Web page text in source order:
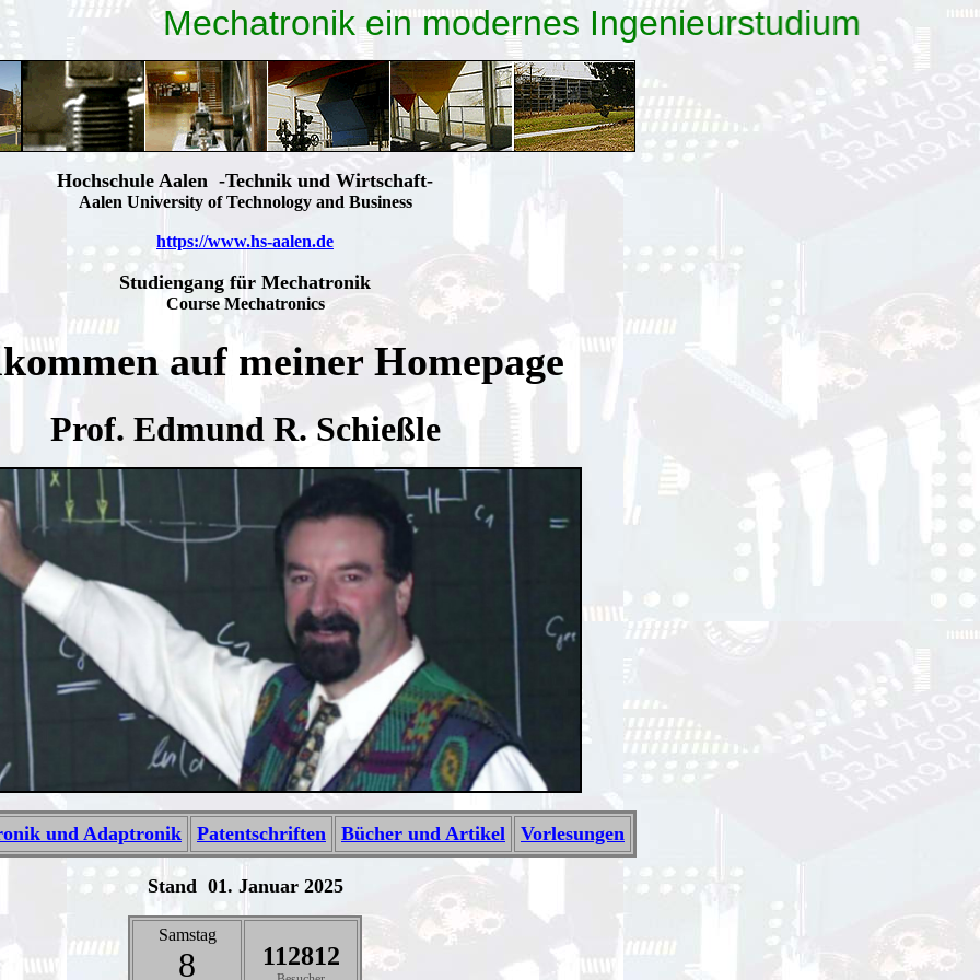
Mechatronik ein modernes Ingenieurstudium
Hochschule Aalen -Technik und Wirtschaft-
Aalen University of Technology and Business
https://www.hs-aalen.de
Studiengang für Mechatronik
Course Mechatronics
auf meiner Homepage
Prof. Edmund R. Schießle
und Adaptronik Patentschriften Bücher und Artikel Vorlesungen
Stand 01. Januar 2025
Samstag
8 112812